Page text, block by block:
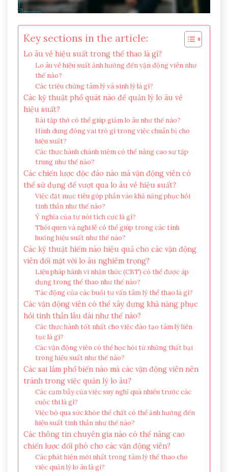
Key sections in the article:
Lo âu về hiệu suất trong thể thao là gì?
Lo âu về hiệu suất ảnh hưởng đến vận động viên như
thế nào?
Các triệu chứng tâm lý và sinh lý là gì?
Các kỹ thuật phổ quát nào để quản lý lo âu về
hiệu suất?
Bài tập thở có thể giúp giảm lo âu như thế nào?
Hình dung đóng vai trò gì trong việc chuẩn bị cho
hiệu suất?
Các thực hành chánh niệm có thể nâng cao sự tập
trung như thế nào?
Các chiến lược độc đáo nào mà vận động viên có
thể sử dụng để vượt qua lo âu về hiệu suất?
Việc đặt mục tiêu góp phần vào khả năng phục hồi
tinh thần như thế nào?
Ý nghĩa của tự nói tích cực là gì?
Thói quen và nghi lễ có thể giúp trong các tình
huống hiệu suất như thế nào?
Các kỹ thuật hiếm nào hiệu quả cho các vận động
viên đối mặt với lo âu nghiêm trọng?
Liệu pháp hành vi nhận thức (CBT) có thể được áp
dụng trong thể thao như thế nào?
Tác động của các buổi tư vấn tâm lý thể thao là gì?
Các vận động viên có thể xây dựng khả năng phục
hồi tinh thần lâu dài như thế nào?
Các thực hành tốt nhất cho việc đào tạo tâm lý liên
tục là gì?
Các vận động viên có thể học hỏi từ những thất bại
trong hiệu suất như thế nào?
Các sai lầm phổ biến nào mà các vận động viên nên
tránh trong việc quản lý lo âu?
Các cạm bẫy của việc suy nghĩ quá nhiều trước các
cuộc thi là gì?
Việc bỏ qua sức khỏe thể chất có thể ảnh hưởng đến
hiệu suất tinh thần như thế nào?
Các thông tin chuyên gia nào có thể nâng cao
chiến lược đối phó cho các vận động viên?
Các phát hiện mới nhất trong tâm lý thể thao cho
việc quản lý lo âu là gì?